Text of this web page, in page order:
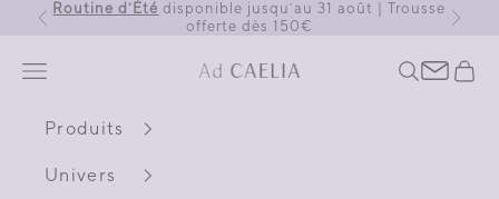
Passer au contenu
Précédent
Routine d’Été disponible jusqu’au 31 août | Trousse
offerte dès 150€
Suivant
Ad CAELIA | Skincare haut de
Menu Recherche
Produits
Univers